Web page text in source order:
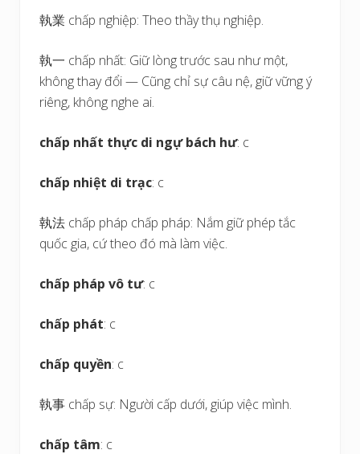
執業 chấp nghiệp: Theo thầy thụ nghiệp.
執一 chấp nhất: Giữ lòng trước sau như một,
không thay đổi — Cũng chỉ sự câu nệ, giữ vững ý
riêng, không nghe ai.
chấp nhất thực di ngự bách hư: c
chấp nhiệt di trạc: c
執法 chấp pháp chấp pháp: Nắm giữ phép tắc
quốc gia, cứ theo đó mà làm việc.
chấp pháp vô tư: c
chấp phát: c
chấp quyền: c
執事 chấp sự: Người cấp dưới, giúp việc mình.
chấp tâm: c